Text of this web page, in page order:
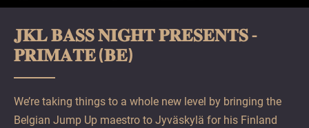
𝐉𝐊𝐋 𝐁𝐀𝐒𝐒 𝐍𝐈𝐆𝐇𝐓 𝐏𝐑𝐄𝐒𝐄𝐍𝐓𝐒 -
𝐏𝐑𝐈𝐌𝐀𝐓𝐄 (𝐁𝐄)
We’re taking things to a whole new level by bringing the
Belgian Jump Up maestro to Jyväskylä for his Finland